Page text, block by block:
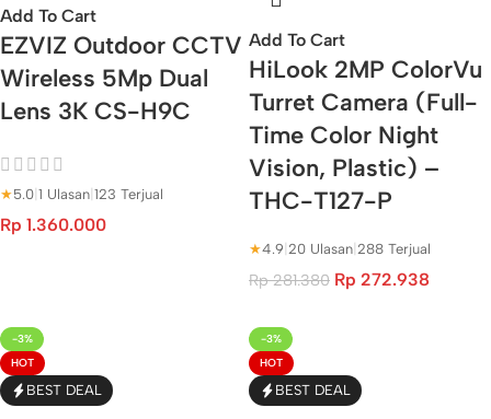
Add To Cart
EZVIZ Outdoor CCTV
Wireless 5Mp Dual
Lens 3K CS-H9C
★5.0 1 Ulasan 123 Terjual
Rp 1.360.000
Add To Cart
HiLook 2MP ColorVu
Turret Camera (Full-
Time Color Night
Vision, Plastic) –
THC-T127-P
★4.9 20 Ulasan 288 Terjual
Rp281.380 Rp 272.938
-3%
HOT
BEST DEAL
-3%
HOT
BEST DEAL